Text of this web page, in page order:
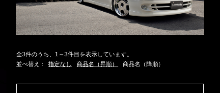
全3件のうち、1～3件目を表示しています。
並べ替え：
指定なし 商品名（昇順） 商品名（降順）